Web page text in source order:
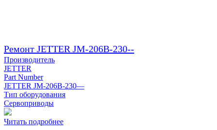
Ремонт JETTER JM-206B-230--
Производитель
JETTER
Part Number
JETTER JM-206B-230—
Тип оборудования
Сервоприводы
Читать подробнее